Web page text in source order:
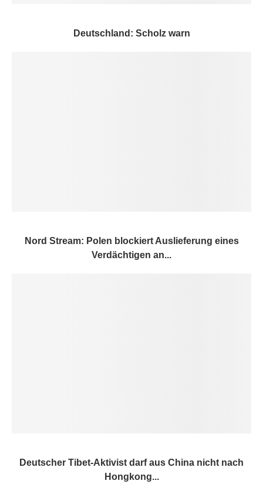
Deutschland: Scholz warn
Nord Stream: Polen blockiert Auslieferung eines
Verdächtigen an...
Deutscher Tibet-Aktivist darf aus China nicht nach
Hongkong...